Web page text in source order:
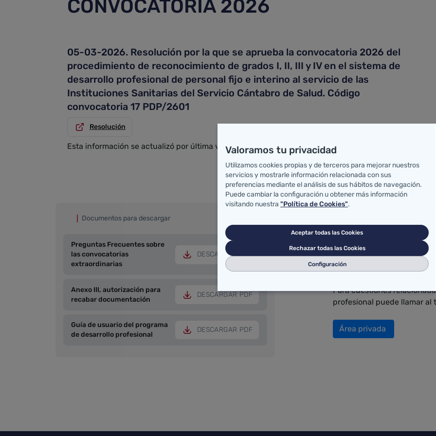
CONVOCATORIA 2026
05-03-2026. Resolución por la que se aprueba la convocatoria 2026 del
procedimiento de reconocimiento de grados I, II, III y IV en el sistema de
desarrollo profesional de personal ﬁjo e interino al servicio de las
Instituciones Sanitarias del Servicio Cántabro de Salud. Código
convocatoria 17 PDP/2601
Resolución
Esta información se actualizó por última vez en: 03/08/2026 08:55
Documentos para descargar
Preguntas Frecuentes sobre
las convocatorias
extraordinarias
DESCARGAR PDF
Anexo III, autorización para
recabar documentación
DESCARGAR PDF
Guía de usuario del programa
de desarrollo profesional
DESCARGAR PDF
Acceso al
Para cuestiones
profesional puede llamar al
Área privada
Valoramos tu privacidad
Utilizamos cookies propias y de terceros para mejorar nuestros
servicios y mostrarle información relacionada con sus
preferencias mediante el análisis de sus hábitos de navegación.
Puede cambiar la configuración u obtener más información
visitando nuestra "Política de Cookies".
Aceptar todas las Cookies
Rechazar todas las Cookies
Configuración